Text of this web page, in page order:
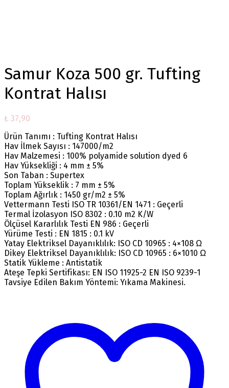
Samur Koza 500 gr. Tufting
Kontrat Halısı
₺ 37,90
Ürün Tanımı : Tufting Kontrat Halısı
Hav İlmek Sayısı : 147000/m2
Hav Malzemesi : 100% polyamide solution dyed 6
Hav Yüksekliği : 4 mm ± 5%
Son Taban : Supertex
Toplam Yükseklik : 7 mm ± 5%
Toplam Ağırlık : 1450 gr/m2 ± 5%
Vettermann Testi ISO TR 10361/EN 1471 : Geçerli
Termal İzolasyon ISO 8302 : 0.10 m2 K/W
Ölçüsel Kararlılık Testi EN 986 : Geçerli
Yürüme Testi : EN 1815 : 0.1 kV
Yatay Elektriksel Dayanıklılık: ISO CD 10965 : 4×108 Ω
Dikey Elektriksel Dayanıklılık: ISO CD 10965 : 6×1010 Ω
Statik Yükleme : Antistatik
Ateşe Tepki Sertifikası: EN ISO 11925-2 EN ISO 9239-1
Tavsiye Edilen Bakım Yöntemi: Yıkama Makinesi.